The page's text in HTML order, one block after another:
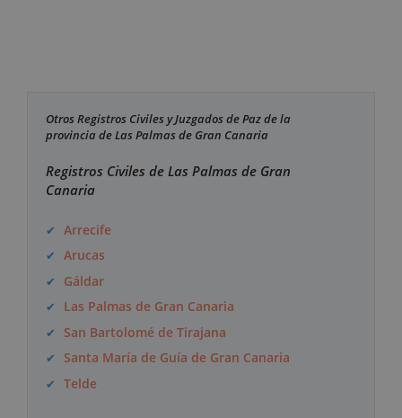
Otros Registros Civiles y Juzgados de Paz de la
provincia de Las Palmas de Gran Canaria
Registros Civiles de Las Palmas de Gran
Canaria
Arrecife
Arucas
Gáldar
Las Palmas de Gran Canaria
San Bartolomé de Tirajana
Santa María de Guía de Gran Canaria
Telde